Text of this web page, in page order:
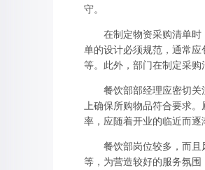
守。
在制定物资采购清单时，
单的设计必须规范，通常
等。此外，部门在制定采
餐饮部部经理应密切关注
上确保所购物品符合要求
率，应随着开业的临近而
餐饮部岗位较多，而且
等，为营造较好的服务氛